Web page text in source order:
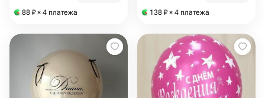
88 ₽ × 4 платежа 138 ₽ × 4 платежа